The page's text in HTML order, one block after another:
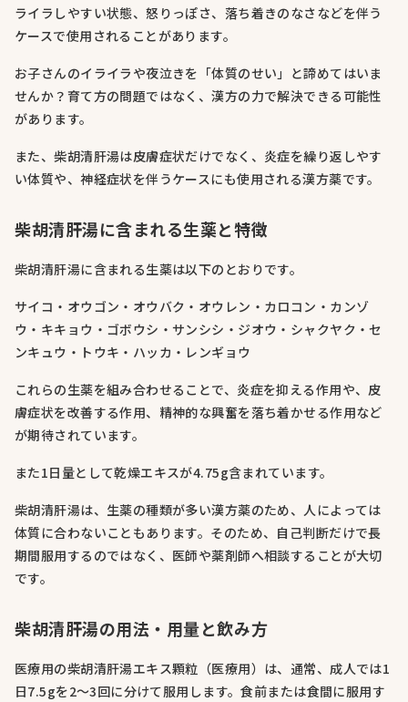
ライラしやすい状態、怒りっぽさ、落ち着きのなさなどを伴う
ケースで使用されることがあります。
お子さんのイライラや夜泣きを「体質のせい」と諦めてはいま
せんか？育て方の問題ではなく、漢方の力で解決できる可能性
があります。
また、柴胡清肝湯は皮膚症状だけでなく、炎症を繰り返しやす
い体質や、神経症状を伴うケースにも使用される漢方薬です。
柴胡清肝湯に含まれる生薬と特徴
柴胡清肝湯に含まれる生薬は以下のとおりです。
サイコ・オウゴン・オウバク・オウレン・カロコン・カンゾ
ウ・キキョウ・ゴボウシ・サンシシ・ジオウ・シャクヤク・セ
ンキュウ・トウキ・ハッカ・レンギョウ
これらの生薬を組み合わせることで、炎症を抑える作用や、皮
膚症状を改善する作用、精神的な興奮を落ち着かせる作用など
が期待されています。
また1日量として乾燥エキスが4.75g含まれています。
柴胡清肝湯は、生薬の種類が多い漢方薬のため、人によっては
体質に合わないこともあります。そのため、自己判断だけで長
期間服用するのではなく、医師や薬剤師へ相談することが大切
です。
柴胡清肝湯の用法・用量と飲み方
医療用の柴胡清肝湯エキス顆粒（医療用）は、通常、成人では1
日7.5gを2〜3回に分けて服用します。食前または食間に服用す